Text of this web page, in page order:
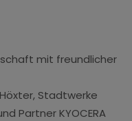
mit freundlicher
Stadtwerke
Partner KYOCERA